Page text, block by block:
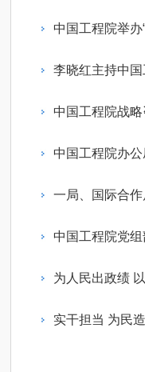
快建设创新型国
实现中华民族伟大
。
划，组织研究工程
，接受政府、地
科学技术发展规
育的发展及其体
育与继续工程教
、宣传和科普工
国民意识中的地
中国工程院举
李晓红主持中
中国工程院战
中国工程院办
一局、国际合
中国工程院党
为人民出政绩
实干担当 为民